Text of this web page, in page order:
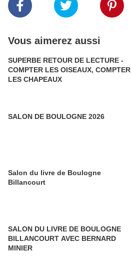
Vous aimerez aussi
SUPERBE RETOUR DE LECTURE -
COMPTER LES OISEAUX, COMPTER
LES CHAPEAUX
SALON DE BOULOGNE 2026
Salon du livre de Boulogne
Billancourt
SALON DU LIVRE DE BOULOGNE
BILLANCOURT AVEC BERNARD
MINIER